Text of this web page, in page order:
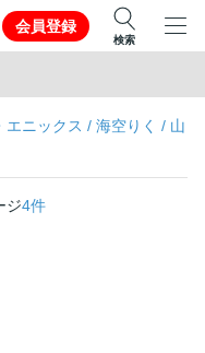
会員登録
検索
エニックス /海空りく / 山
ジ4件